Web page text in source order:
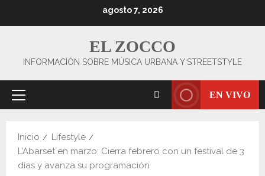
agosto 7, 2026
EL ZOCCO
INFORMACIÓN SOBRE MÚSICA URBANA Y STREETSTYLE
Menú
EN VIVO
Inicio
Lifestyle
L’Abarset en marzo: Cierra febrero con un festival de 3
días y avanza su programación